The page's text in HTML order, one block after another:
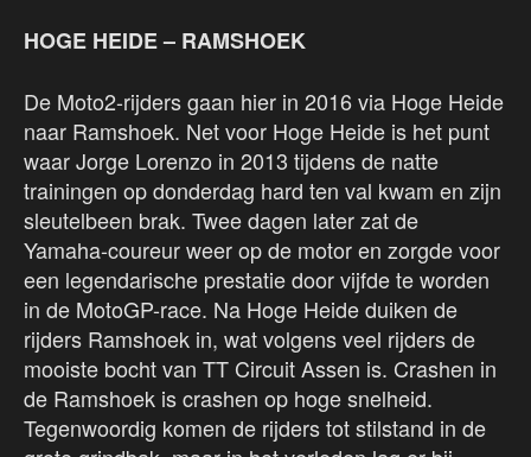
HOGE HEIDE – RAMSHOEK
De Moto2-rijders gaan hier in 2016 via Hoge Heide
naar Ramshoek. Net voor Hoge Heide is het punt
waar Jorge Lorenzo in 2013 tijdens de natte
trainingen op donderdag hard ten val kwam en zijn
sleutelbeen brak. Twee dagen later zat de
Yamaha-coureur weer op de motor en zorgde voor
een legendarische prestatie door vijfde te worden
in de MotoGP-race. Na Hoge Heide duiken de
rijders Ramshoek in, wat volgens veel rijders de
mooiste bocht van TT Circuit Assen is. Crashen in
de Ramshoek is crashen op hoge snelheid.
Tegenwoordig komen de rijders tot stilstand in de